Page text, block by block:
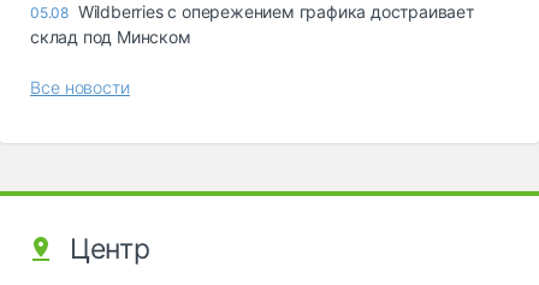
05.08 Wildberries с опережением графика достраивает
склад под Минском
Все новости
Центр